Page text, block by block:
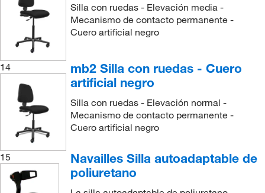
Silla con ruedas - Elevación media -
Mecanismo de contacto permanente -
Cuero artificial negro
14
mb2 Silla con ruedas - Cuero
artificial negro
Silla con ruedas - Elevación normal -
Mecanismo de contacto permanente -
Cuero artificial negro
15
Navailles Silla autoadaptable de
poliuretano